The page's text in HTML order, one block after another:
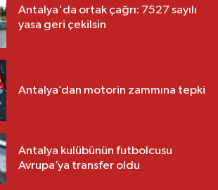
Antalya'da ortak çağrı: 7527 sayılı
yasa geri çekilsin
Antalya’dan motorin zammına tepki
Antalya kulübünün futbolcusu
Avrupa’ya transfer oldu